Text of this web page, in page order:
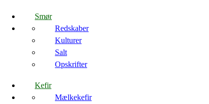
Smør
Redskaber
Kulturer
Salt
Opskrifter
Kefir
Mælkekefir